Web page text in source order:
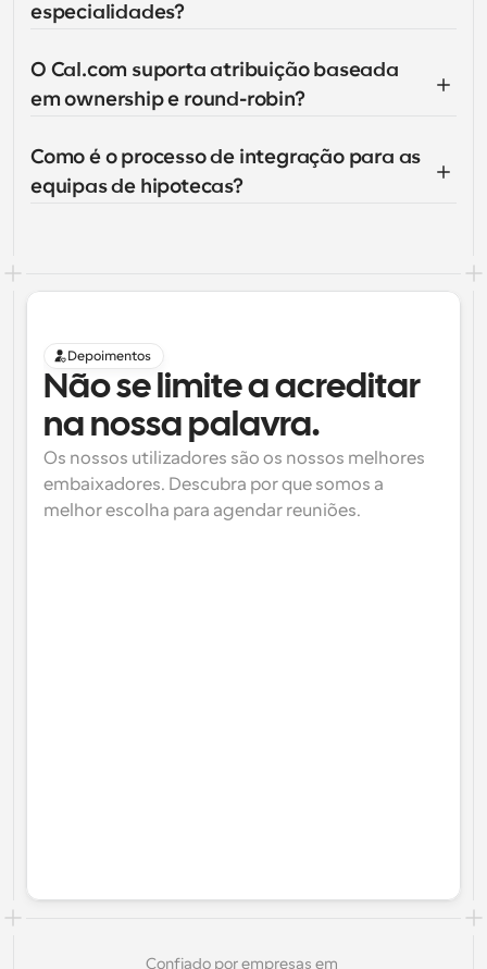
especialidades?
O Cal.com suporta atribuição baseada
em ownership e round-robin?
Como é o processo de integração para as
equipas de hipotecas?
Depoimentos
Não se limite a acreditar
na nossa palavra.
Os nossos utilizadores são os nossos melhores
embaixadores. Descubra por que somos a
melhor escolha para agendar reuniões.
Confiado por empresas em